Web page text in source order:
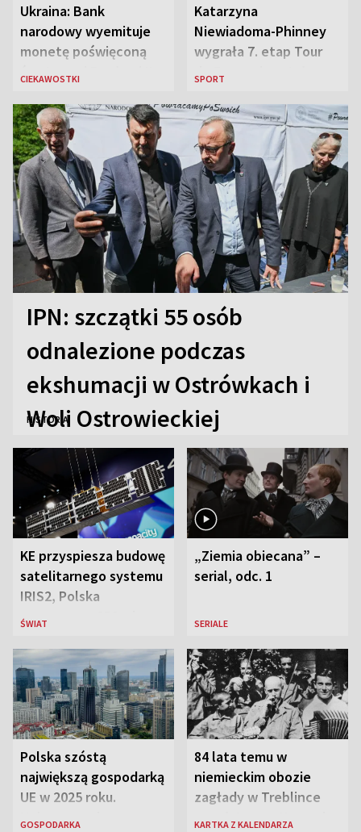
Ukraina: Bank
narodowy wyemituje
monetę poświęconą
św. Janowi Pawłowi II
CIEKAWOSTKI
Katarzyna
Niewiadoma-Phinney
wygrała 7. etap Tour
de France i została
SPORT
IPN: szczątki 55 osób
odnalezione podczas
ekshumacji w Ostrówkach i
Woli Ostrowieckiej
HISTORIA
KE przyspiesza budowę
satelitarnego systemu
IRIS2, Polska
przeznaczy 656 mln
ŚWIAT
„Ziemia obiecana” –
serial, odc. 1
SERIALE
Polska szóstą
największą gospodarką
UE w 2025 roku.
Najnowsze dane
GOSPODARKA
84 lata temu w
niemieckim obozie
zagłady w Treblince
zmarł Janusz Korczak
KARTKA Z KALENDARZA